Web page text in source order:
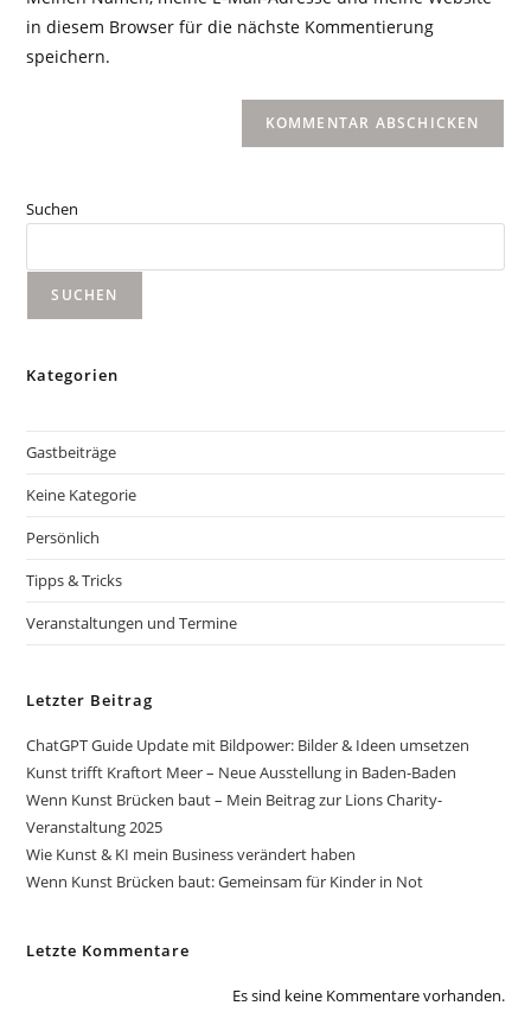
in diesem Browser für die nächste Kommentierung
speichern.
Suchen
SUCHEN
Kategorien
Gastbeiträge
Keine Kategorie
Persönlich
Tipps & Tricks
Veranstaltungen und Termine
Letzter Beitrag
ChatGPT Guide Update mit Bildpower: Bilder & Ideen umsetzen
Kunst trifft Kraftort Meer – Neue Ausstellung in Baden-Baden
Wenn Kunst Brücken baut – Mein Beitrag zur Lions Charity-
Veranstaltung 2025
Wie Kunst & KI mein Business verändert haben
Wenn Kunst Brücken baut: Gemeinsam für Kinder in Not
Letzte Kommentare
Es sind keine Kommentare vorhanden.